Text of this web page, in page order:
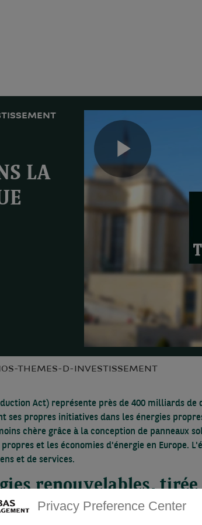
LA
Play
Video
THEMES-D-INVESTISSEMENT
Act) représente près de 400 milliards
propres initiatives dans les énergies
chère grâce à la conception de panneaux
et les économies d'énergie en
et de services.
renouvelables,
prévue de la production mondiale
Privacy Preference Center